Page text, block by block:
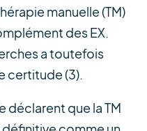
manuelle (TM)
des EX.
a toutefois
certitude (3).
déclarent que la TM